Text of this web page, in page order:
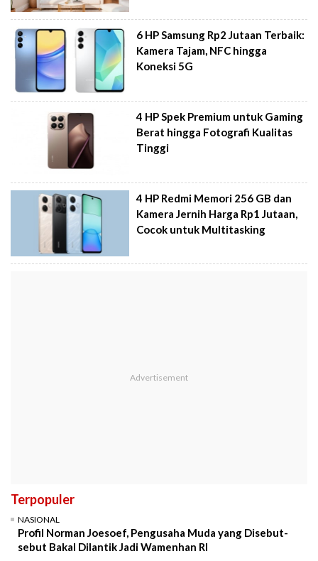
6 HP Samsung Rp2 Jutaan Terbaik:
Kamera Tajam, NFC hingga
Koneksi 5G
4 HP Spek Premium untuk Gaming
Berat hingga Fotografi Kualitas
Tinggi
4 HP Redmi Memori 256 GB dan
Kamera Jernih Harga Rp1 Jutaan,
Cocok untuk Multitasking
Terpopuler
NASIONAL
Profil Norman Joesoef, Pengusaha Muda yang Disebut-
sebut Bakal Dilantik Jadi Wamenhan RI